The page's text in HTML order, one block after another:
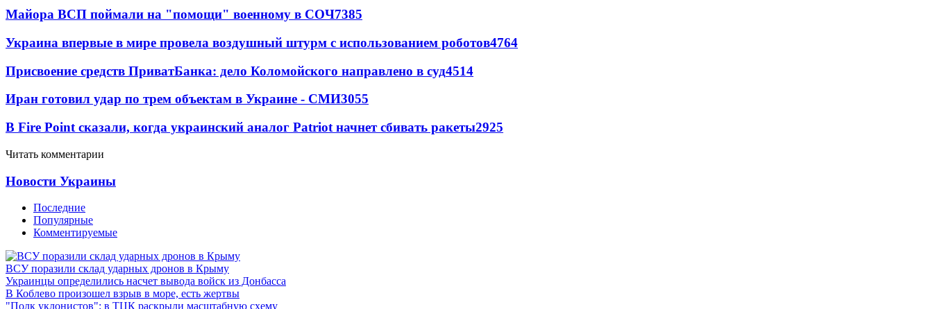
Майора ВСП поймали на "помощи" военному в СОЧ7385
Украина впервые в мире провела воздушный штурм с использованием роботов4764
Присвоение средств ПриватБанка: дело Коломойского направлено в суд4514
Иран готовил удар по трем объектам в Украине - СМИ3055
В Fire Point сказали, когда украинский аналог Patriot начнет сбивать ракеты2925
Читать комментарии
Новости Украины
Последние
Популярные
Комментируемые
ВСУ поразили склад ударных дронов в Крыму
Украинцы определились насчет вывода войск из Донбасса
В Коблево произошел взрыв в море, есть жертвы
"Полк уклонистов": в ТЦК раскрыли масштабную схему